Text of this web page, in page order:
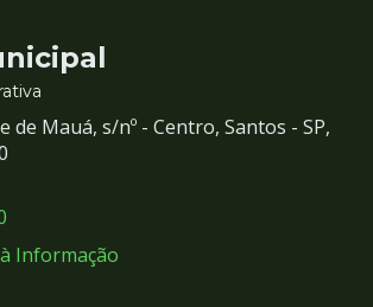
de Mauá, s/nº - Centro, Santos - SP,
Informação